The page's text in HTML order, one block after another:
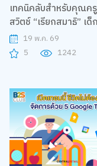
เทคนิคลับสำหรับคุณค
สวิตช์ “เรียกสมาธิ” เ
19 พ.ค. 69
5
1242